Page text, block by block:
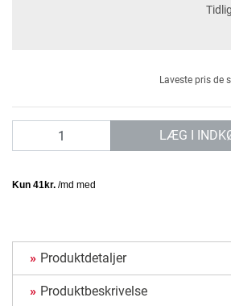
Laveste pris de
LÆG I
Produktdetaljer
Produktbeskrivelse